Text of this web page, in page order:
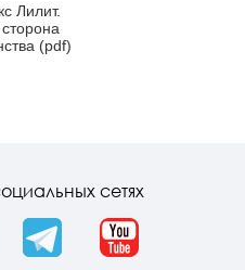
Лилит.
(pdf)
сетях
Telegram YouTube